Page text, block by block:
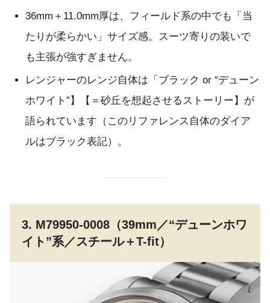
36mm＋11.0mm厚は、フィールド系の中でも「当
たりが柔らかい」サイズ感。スーツ寄りの装いで
も主張が強すぎません。
レンジャーのレンジ自体は「ブラック or “デューン
ホワイト”】【＝砂丘を想起させるストーリー】が
語られています（このリファレンス自体のダイア
ルはブラック表記）。
3. M79950-0008（39mm／“デューンホワ
イト”系／スチール＋T-fit）